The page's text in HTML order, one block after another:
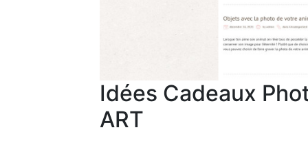
Idées Cadeaux
ART